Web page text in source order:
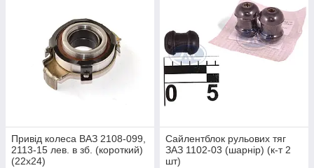
Привід колеса ВАЗ 2108-099,
2113-15 лев. в зб. (короткий)
(22х24)
Сайлентблок рульових тяг
ЗАЗ 1102-03 (шарнір) (к-т 2
шт)